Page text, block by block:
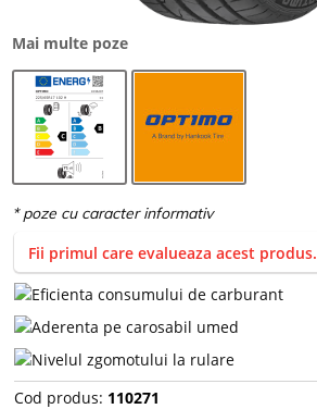
Mai multe poze
Fii primul care evalueaza acest produs.
Cod produs: 110271